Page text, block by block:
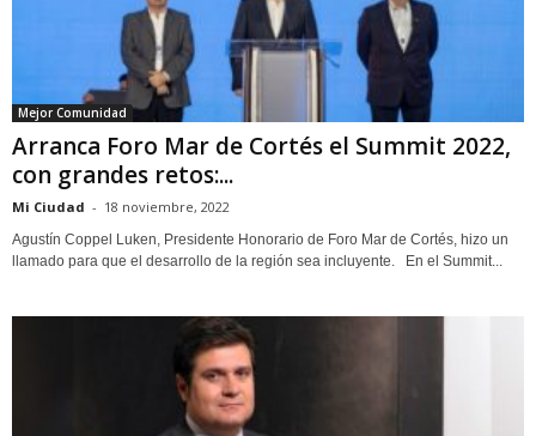
Mejor Comunidad
Arranca Foro Mar de Cortés el Summit 2022,
con grandes retos:...
Mi Ciudad - 18 noviembre, 2022
Agustín Coppel Luken, Presidente Honorario de Foro Mar de Cortés, hizo un
llamado para que el desarrollo de la región sea incluyente. En el Summit...